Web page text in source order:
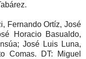
Fernando Ortíz, José
Horacio Basualdo,
José Luis Luna,
Comas. DT: Miguel